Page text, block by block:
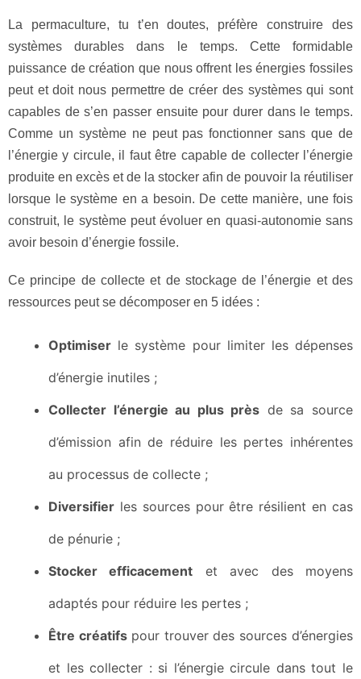
La permaculture, tu t’en doutes, préfère construire des
systèmes durables dans le temps. Cette formidable
puissance de création que nous offrent les énergies fossiles
peut et doit nous permettre de créer des systèmes qui sont
capables de s’en passer ensuite pour durer dans le temps.
Comme un système ne peut pas fonctionner sans que de
l’énergie y circule, il faut être capable de collecter l’énergie
produite en excès et de la stocker afin de pouvoir la réutiliser
lorsque le système en a besoin. De cette manière, une fois
construit, le système peut évoluer en quasi-autonomie sans
avoir besoin d’énergie fossile.
Ce principe de collecte et de stockage de l’énergie et des
ressources peut se décomposer en 5 idées :
Optimiser le système pour limiter les dépenses
d’énergie inutiles ;
Collecter l’énergie au plus près de sa source
d’émission afin de réduire les pertes inhérentes
au processus de collecte ;
Diversifier les sources pour être résilient en cas
de pénurie ;
Stocker efficacement et avec des moyens
adaptés pour réduire les pertes ;
Être créatifs pour trouver des sources d’énergies
et les collecter : si l’énergie circule dans tout le